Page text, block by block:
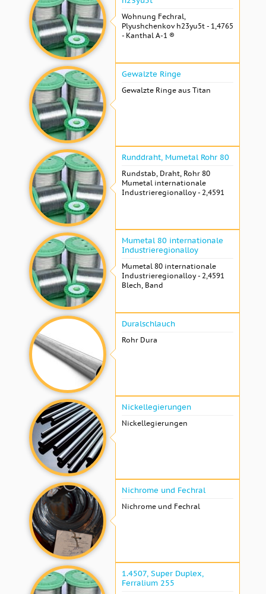
Wohnung Fechral, ​​
Plyushchenkov h23yu5t - 1,4765
- Kanthal A-1 ®
Gewalzte Ringe
Gewalzte Ringe aus Titan
Runddraht, Mumetal Rohr 80
Rundstab, Draht, Rohr 80
Mumetal internationale
Industrieregionalloy - 2,4591
Mumetal 80 internationale
Industrieregionalloy
Mumetal 80 internationale
Industrieregionalloy - 2,4591
Blech, Band
Duralschlauch
Rohr Dura
Nickellegierungen
Nickellegierungen
Nichrome und Fechral
Nichrome und Fechral
1.4507, Super Duplex,
Ferralium 255